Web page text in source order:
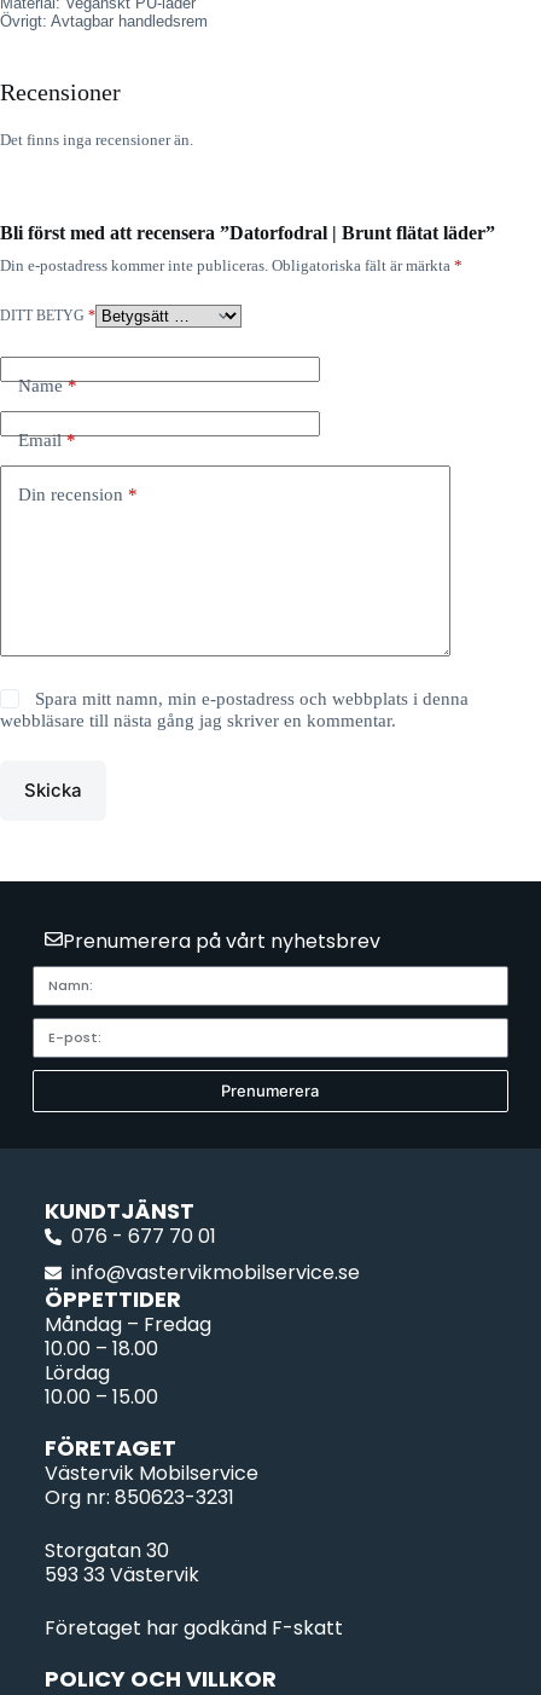
o
t
n
v
r
k
o
Övrigt: Avtagbar handledsrem
Recensioner
Det finns inga recensioner än.
Bli först med att recensera ”Datorfodral | Brunt flätat läder”
Din e-postadress kommer inte publiceras. Obligatoriska fält är märkta *
DITT BETYG *
Name*
Email*
Din recension *
Spara mitt namn, min e-postadress och webbplats i denna
webbläsare till nästa gång jag skriver en kommentar.
Skicka
Prenumerera på vårt nyhetsbrev
Prenumerera
KUNDTJÄNST
076 - 677 70 01
info@vastervikmobilservice.se
ÖPPETTIDER
Måndag – Fredag
10.00 – 18.00
Lördag
10.00 – 15.00
FÖRETAGET
Västervik Mobilservice
Org nr: 850623-3231
Storgatan 30
593 33 Västervik
Företaget har godkänd F-skatt
POLICY OCH VILLKOR